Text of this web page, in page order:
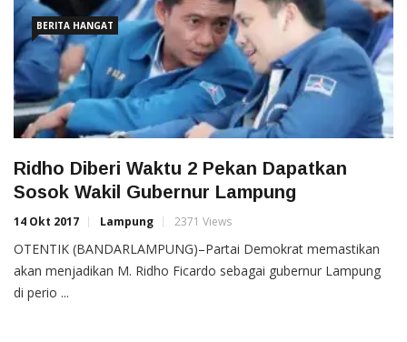
BERITA HANGAT
Ridho Diberi Waktu 2 Pekan Dapatkan
Sosok Wakil Gubernur Lampung
14 Okt 2017 Lampung 2371 Views
OTENTIK (BANDARLAMPUNG)–Partai Demokrat memastikan
akan menjadikan M. Ridho Ficardo sebagai gubernur Lampung
di perio ...